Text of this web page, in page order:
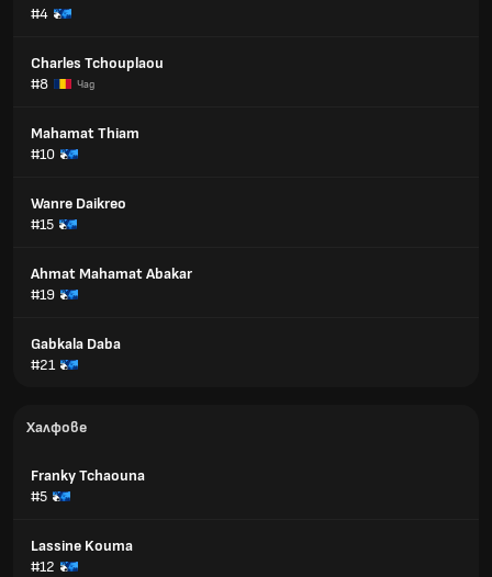
#4
Charles Tchouplaou
#8
Чад
Mahamat Thiam
#10
Wanre Daikreo
#15
Ahmat Mahamat Abakar
#19
Gabkala Daba
#21
Халфове
Franky Tchaouna
#5
Lassine Kouma
#12